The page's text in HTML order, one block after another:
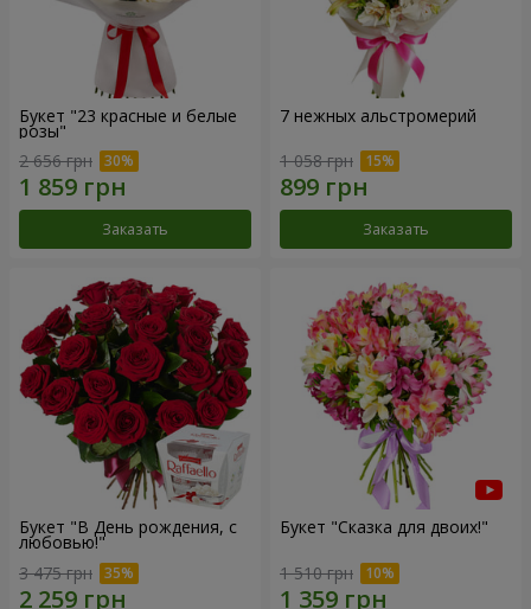
Букет "23 красные и белые
розы"
2 656 грн
Заказать
7 нежных альстромерий
1 058 грн
Заказать
Букет "В День рождения, с
любовью!"
3 475 грн
Букет "Сказка для двоих!"
1 510 грн